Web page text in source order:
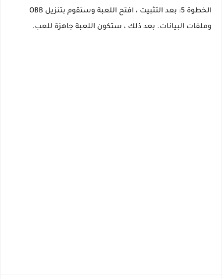
الخطوة 5: بعد التثبيت ، افتح اللعبة وستقوم بتنزيل OBB
وملفات البيانات. بعد ذلك ، ستكون اللعبة جاهزة للعب.